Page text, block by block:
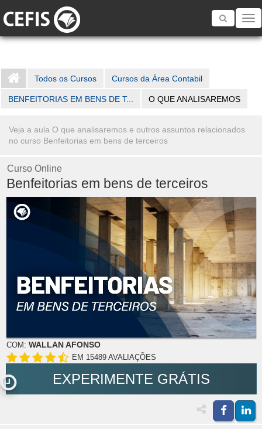
Toggle
Todos os Cursos Cursos da Área Contabil
BENFEITORIAS EM BENS DE T... O QUE ANALISAREMOS
Veja a aula O que analisaremos e outros assuntos relacionados
no curso Benfeitorias em bens de terceiros
Curso Online
Benfeitorias em bens de terceiros
COM: WALLAN AFONSO
EM 15489 AVALIAÇÕES
EXPERIMENTE GRÁTIS